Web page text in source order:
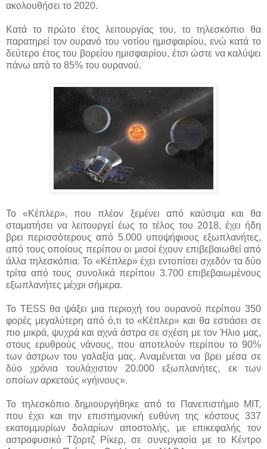
ακολουθήσει το 2020.
Κατά το πρώτο έτος λειτουργίας του, το τηλεσκόπιο θα
παρατηρεί τον ουρανό του νοτίου ημισφαιρίου, ενώ κατά το
δεύτερο έτος του βορείου ημισφαιρίου, έτσι ώστε να καλύψει
πάνω από το 85% του ουρανού.
Το «Κέπλερ», που πλέον ξεμένει από καύσιμα και θα
σταματήσει να λειτουργεί έως το τέλος του 2018, έχει ήδη
βρει περισσότερους από 5.000 υποψήφιους εξωπλανήτες,
από τους οποίους περίπου οι μισοί έχουν επιβεβαιωθεί από
άλλα τηλεσκόπια. Το «Κέπλερ» έχει εντοπίσει σχεδόν τα δύο
τρίτα από τους συνολικά περίπου 3.700 επιβεβαιωμένους
εξωπλανήτες μέχρι σήμερα.
Το TESS θα ψάξει μια περιοχή του ουρανού περίπου 350
φορές μεγαλύτερη από ό,τι το «Κέπλερ» και θα εστιάσει σε
πιο μικρά, ψυχρά και αχνά άστρα σε σχέση με τον Ήλιο μας,
στους ερυθρούς νάνους, που αποτελούν περίπου το 90%
των άστρων του γαλαξία μας. Αναμένεται να βρει μέσα σε
δύο χρόνια τουλάχιστον 20.000 εξωπλανήτες, εκ των
οποίων αρκετούς «γήινους».
Το τηλεσκόπιο δημιουργήθηκε από το Πανεπιστήμιο ΜΙΤ,
που έχει και την επιστημονική ευθύνη της κόστους 337
εκατομμυρίων δολαρίων αποστολής, με επικεφαλής τον
αστροφυσικό Τζορτζ Ρίκερ, σε συνεργασία με το Κέντρο